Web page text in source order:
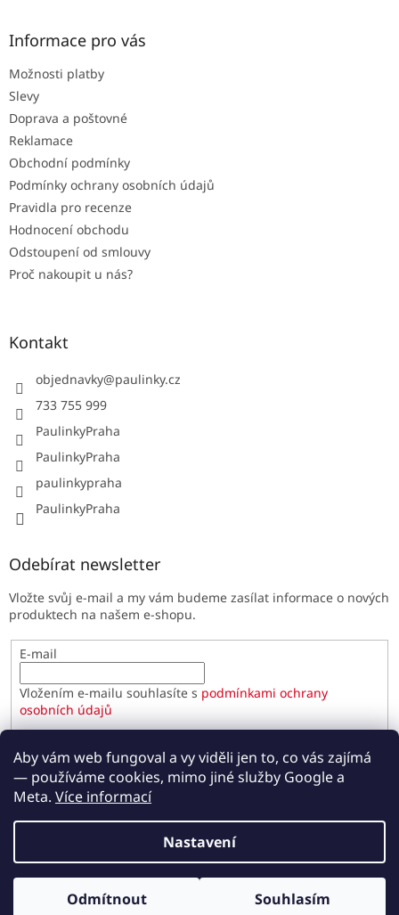
Aby vám web fungoval a vy viděli jen to, co vás zajímá
— používáme cookies, mimo jiné služby Google a
Meta. Více informací
Nastavení
Odmítnout Souhlasím
Informace pro vás
Možnosti platby
Slevy
Doprava a poštovné
Reklamace
Obchodní podmínky
Podmínky ochrany osobních údajů
Pravidla pro recenze
Hodnocení obchodu
Odstoupení od smlouvy
Proč nakoupit u nás?
Kontakt
objednavky@paulinky.cz
733 755 999
PaulinkyPraha
PaulinkyPraha
paulinkypraha
PaulinkyPraha
Odebírat newsletter
Vložte svůj e-mail a my vám budeme zasílat informace o nových
produktech na našem e-shopu.
E-mail
Vložením e-mailu souhlasíte s podmínkami ochrany
osobních údajů
PŘIHLÁSIT SE
Paulínky.cz. Všechna práva vyhrazena.
Upravit nastavení cookies